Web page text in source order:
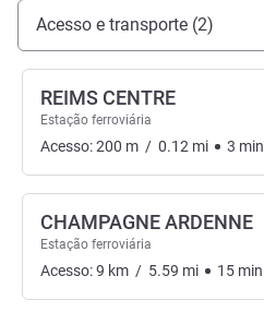
Acesso e transporte
Acesso e transporte (2)
REIMS CENTRE
Estação ferroviária
Acesso:200 m / 0.12 mi 3 min
CHAMPAGNE ARDENNE
Estação ferroviária
Acesso:9 km / 5.59 mi 15 min